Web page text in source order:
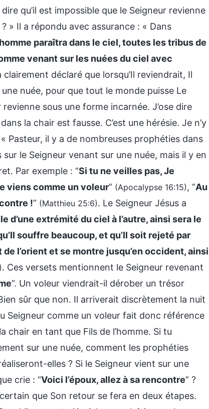
qu’il est impossible que le Seigneur revienne
» Il a répondu avec assurance : « Dans
paraîtra dans le ciel, toutes les tribus de
venant sur les nuées du ciel avec
clairement déclaré que lorsqu’Il reviendrait, Il
nuée, pour que tout le monde puisse Le
sous une forme incarnée. J’ose dire
la chair est fausse. C’est une hérésie. Je n’y
Pasteur, il y a de nombreuses prophéties dans
le Seigneur venant sur une nuée, mais il y en
Par exemple : “Si tu ne veilles pas, Je
viens comme un voleur” (Apocalypse 16:15) , “Au
!” (Matthieu 25:6). Le Seigneur Jésus a
d’une extrémité du ciel à l’autre, ainsi sera le
souffre beaucoup, et qu’Il soit rejeté par
de l’orient et se montre jusqu’en occident, ainsi
. Ces versets mentionnent le Seigneur revenant
”. Un voleur viendrait-il dérober un trésor
sûr que non. Il arriverait discrètement la nuit
Seigneur comme un voleur fait donc référence
chair en tant que Fils de l’homme. Si tu
sur une nuée, comment les prophéties
elles ? Si le Seigneur vient sur une
crie : “Voici l’époux, allez à sa rencontre” ?
que Son retour se fera en deux étapes.